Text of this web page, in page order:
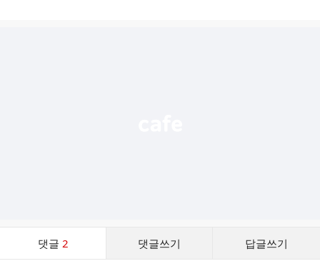
댓글 2 댓글쓰기 답글쓰기